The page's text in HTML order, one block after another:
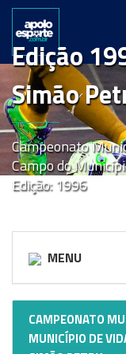
Edição
Simão
Campeonato
Campo do
Edição: 1996
MENU
CAMPEONATO
MUNICÍPIO DE